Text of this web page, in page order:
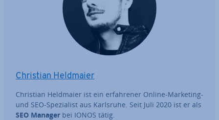
Christian Heldmaier
Christian Heldmaier ist ein er­fah­re­ner Online-Marketing-
und SEO-Spe­zia­list aus Karlsruhe. Seit Juli 2020 ist er als
SEO Manager bei IONOS tätig.